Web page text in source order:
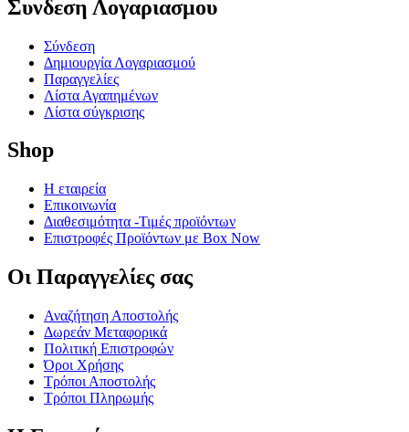
Συνδεση Λογαριασμου​
Σύνδεση
Δημιουργία Λογαριασμού
Παραγγελίες
Λίστα Αγαπημένων
Λίστα σύγκρισης
Shop
Η εταιρεία
Επικοινωνία
Διαθεσιμότητα -Τιμές προϊόντων
Επιστροφές Προϊόντων με Box Now
Οι Παραγγελίες​ σας
Αναζήτηση Αποστολής
Δωρεάν Μεταφορικά
Πολιτική Επιστροφών
Όροι Χρήσης
Τρόποι Αποστολής
Τρόποι Πληρωμής